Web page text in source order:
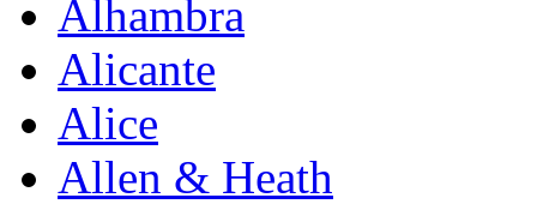
Alhambra
Alicante
Alice
Allen & Heath